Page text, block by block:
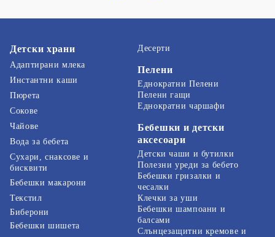
Детски храни
Адаптирани млека
Инстантни каши
Пюрета
Сокове
Чайове
Вода за бебета
Сухари, снаксове и
бисквити
Бебешки макарони
Десерти
Пелени
Еднократни Пелени
Пелени гащи
Еднократни чаршафи
Бебешки и детски
аксесоари
Детски чаши и бутилки
Полезни уреди за бебето
Бебешки гризалки и
чесалки
Текстил
Биберони
Бебешки шишета
Клечки за уши
Бебешки шампоани и
балсами
Слънцезащитни кремове и